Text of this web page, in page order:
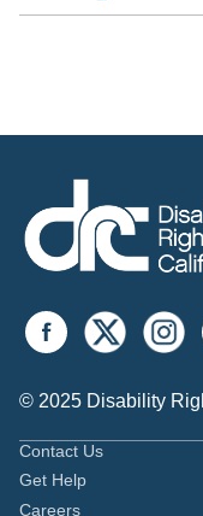
© 2025 Disability
Contact Us
Get Help
Careers